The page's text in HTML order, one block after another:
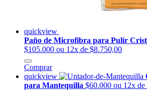
quickview
Paño de Microfibra para Pulir
$105.000 ou 12x de $8.750,00
Comprar
quickview
para Mantequilla $60.000 ou 12x